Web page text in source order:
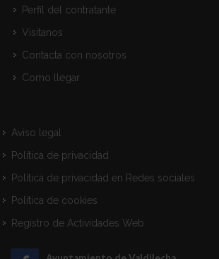
Perfil del contratante
Visitanos
Contacta con nosotros
Como llegar
Aviso legal
Política de privacidad
Política de privacidad en Redes sociales
Política de cookies
Registro de Actividades Web